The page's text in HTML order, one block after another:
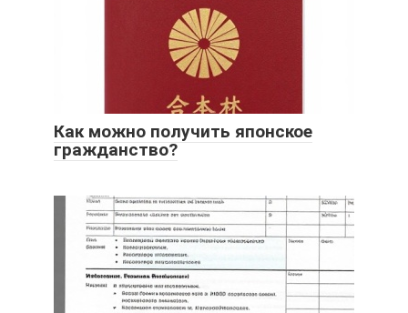
Как можно получить японское
гражданство?